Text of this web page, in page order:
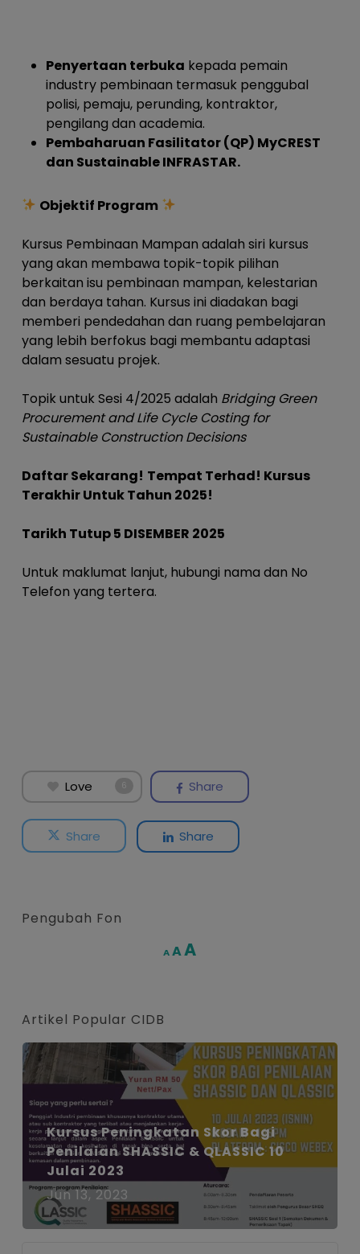
Penyertaan terbuka kepada pemain
industry pembinaan termasuk penggubal
polisi, pemaju, perunding, kontraktor,
pengilang dan academia.
Pembaharuan Fasilitator (QP) MyCREST
dan Sustainable INFRASTAR.
Objektif Program
Kursus Pembinaan Mampan adalah siri kursus
yang akan membawa topik-topik pilihan
berkaitan isu pembinaan mampan, kelestarian
dan berdaya tahan. Kursus ini diadakan bagi
memberi pendedahan dan ruang pembelajaran
yang lebih berfokus bagi membantu adaptasi
dalam sesuatu projek.
Topik untuk Sesi 4/2025 adalah Bridging Green
Procurement and Life Cycle Costing for
Sustainable Construction Decisions
Daftar Sekarang! Tempat Terhad! Kursus
Terakhir Untuk Tahun 2025!
Tarikh Tutup 5 DISEMBER 2025
Untuk maklumat lanjut, hubungi nama dan No
Telefon yang tertera.
Love 6 Share
Share Share
Pengubah Fon
A Decrease
AReset
AIncrease
Artikel Popular CIDB
Kursus Peningkatan Skor Bagi
Penilaian SHASSIC & QLASSIC 10
Julai 2023
Jun 13, 2023